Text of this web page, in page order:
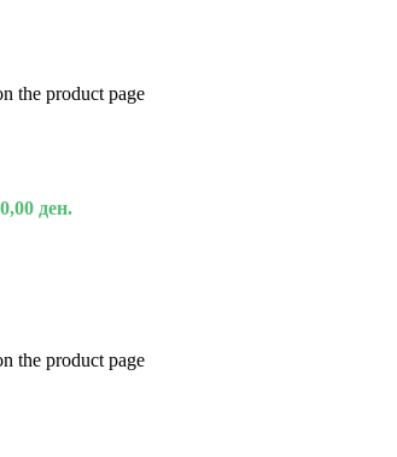
the product page
ден.
the product page